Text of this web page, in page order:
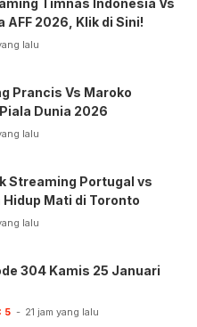
Timnas Indonesia Vs
AFF 2026, Klik di Sini!
lalu
Prancis Vs Maroko
Dunia 2026
lalu
Streaming Portugal vs
Hidup Mati di Toronto
lalu
304 Kamis 25 Januari
5 21 jam yang lalu